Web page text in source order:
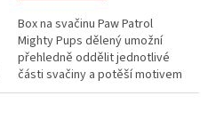
5
hvězdiček.
Box na svačinu Paw Patrol
Mighty Pups dělený umožní
přehledně oddělit jednotlivé
části svačiny a potěší motivem
oblíbených hrdinů. ✓ 3